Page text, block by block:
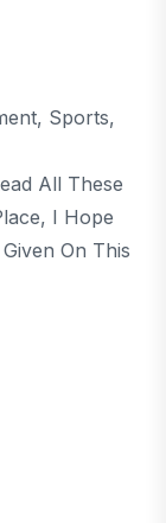
Sports,
All These
I Hope
On This